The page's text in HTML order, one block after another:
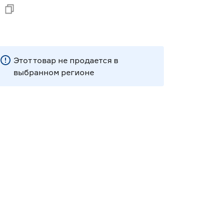
Этот товар не продается в
выбранном регионе